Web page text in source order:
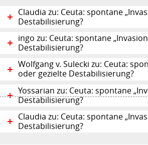
Claudia zu: Ceuta: spontane
Destabilisierung?
ingo zu: Ceuta: spontane
Destabilisierung?
Wolfgang v. Sulecki zu: Ceuta:
oder gezielte Destabilisierung?
Yossarian zu: Ceuta: spontane
Destabilisierung?
Claudia zu: Ceuta: spontane
Destabilisierung?